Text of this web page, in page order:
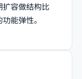
容做结构比
能弹性。